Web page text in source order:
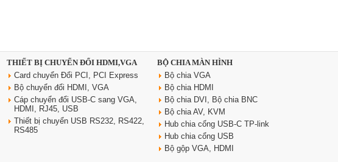
THIẾT BỊ CHUYỂN ĐỔI HDMI,VGA
Card chuyển Đổi PCI, PCI Express
Bộ chuyển đổi HDMI, VGA
Cáp chuyển đổi USB-C sang VGA,
HDMI, RJ45, USB
Thiết bị chuyển USB RS232, RS422,
RS485
BỘ CHIA MÀN HÌNH
Bộ chia VGA
Bộ chia HDMI
Bộ chia DVI, Bộ chia BNC
Bộ chia AV, KVM
Hub chia cổng USB-C TP-link
Hub chia cổng USB
Bộ gộp VGA, HDMI